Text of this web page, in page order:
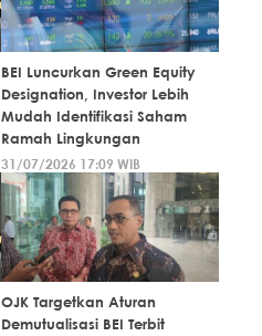
BEI Luncurkan Green Equity
Designation, Investor Lebih
Mudah Identifikasi Saham
Ramah Lingkungan
31/07/2026 17:09 WIB
OJK Targetkan Aturan
Demutualisasi BEI Terbit